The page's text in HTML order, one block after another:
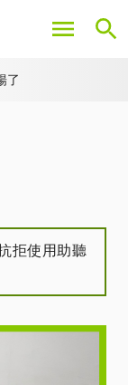
了
拒使用助聽